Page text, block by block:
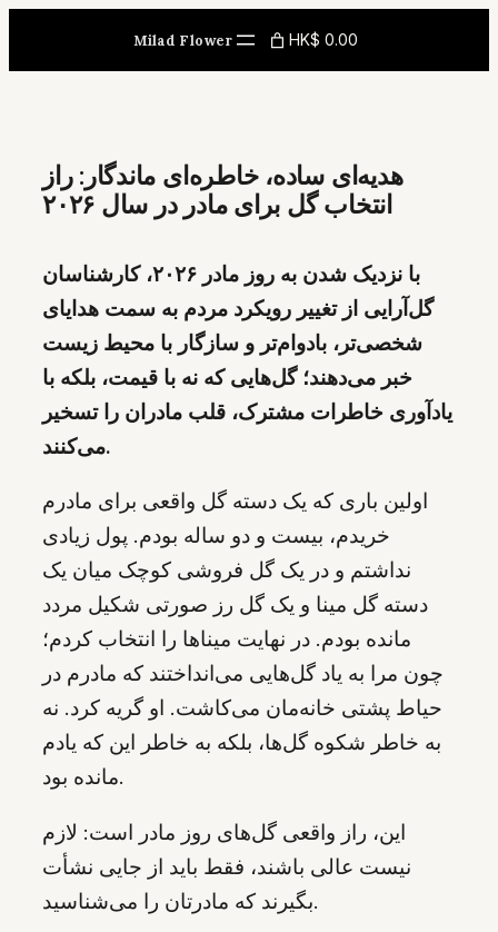
content
Milad Flower HK$ 0.00
هدیه‌ای ساده، خاطره‌ای ماندگار: راز
انتخاب گل برای مادر در سال ۲۰۲۶
با نزدیک شدن به روز مادر ۲۰۲۶، کارشناسان
گل‌آرایی از تغییر رویکرد مردم به سمت هدایای
شخصی‌تر، بادوام‌تر و سازگار با محیط زیست
خبر می‌دهند؛ گل‌هایی که نه با قیمت، بلکه با
یادآوری خاطرات مشترک، قلب مادران را تسخیر
می‌کنند.
اولین باری که یک دسته گل واقعی برای مادرم
خریدم، بیست و دو ساله بودم. پول زیادی
نداشتم و در یک گل فروشی کوچک میان یک
دسته گل مینا و یک گل رز صورتی شکیل مردد
مانده بودم. در نهایت میناها را انتخاب کردم؛
چون مرا به یاد گل‌هایی می‌انداختند که مادرم در
حیاط پشتی خانه‌مان می‌کاشت. او گریه کرد. نه
به خاطر شکوه گل‌ها، بلکه به خاطر این که یادم
مانده بود.
این، راز واقعی گل‌های روز مادر است: لازم
نیست عالی باشند، فقط باید از جایی نشأت
بگیرند که مادرتان را می‌شناسید.